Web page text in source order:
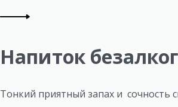
r
d
product:
product:
Напиток
Тонкий приятный запах и сочность